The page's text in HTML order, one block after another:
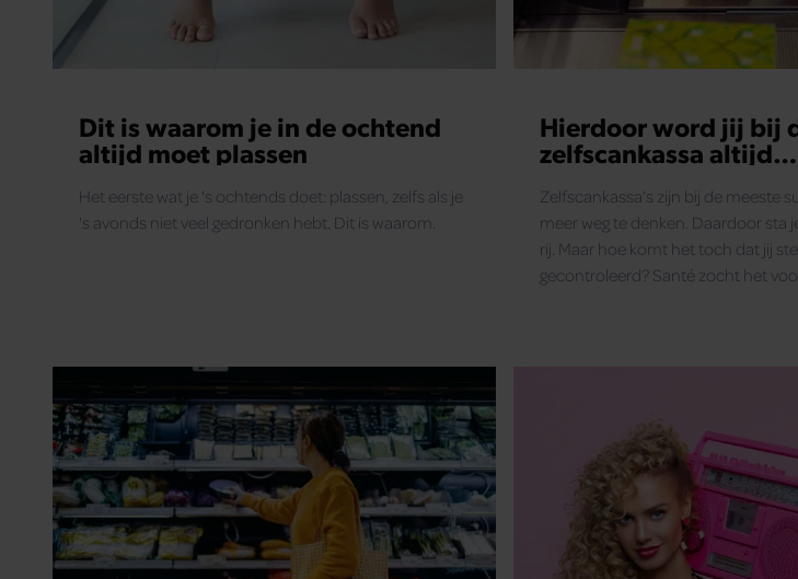
Dit is waarom je in de ochtend
altijd moet plassen
Het eerste wat je 's ochtends doet: plassen, zelfs als je
's avonds niet veel gedronken hebt. Dit is waarom.
Hierdoor word jij bij
zelfscankassa altijd
Zelfscankassa’s zijn bij de meeste
meer weg te denken. Daardoor sta
rij. Maar hoe komt het toch dat jij
gecontroleerd? Santé zocht het